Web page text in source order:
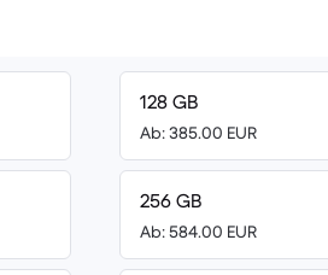
128 GB
Ab: 385.00 EUR
256 GB
Ab: 584.00 EUR